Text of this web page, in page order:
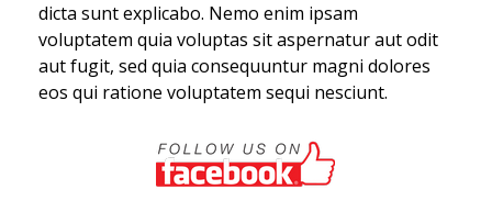
dicta sunt explicabo. Nemo enim ipsam
voluptatem quia voluptas sit aspernatur aut odit
aut fugit, sed quia consequuntur magni dolores
eos qui ratione voluptatem sequi nesciunt.